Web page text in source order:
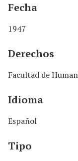
Fecha
1947
Derechos
Facultad de
Idioma
Español
Tipo